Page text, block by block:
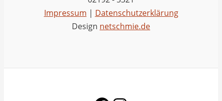
Impressum | Datenschutzerklärung
Design netschmie.de